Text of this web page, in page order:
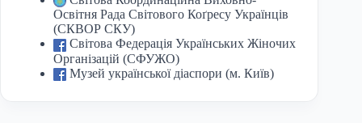
Освітня Рада Світового Коґресу Українців
(СКВОР СКУ)
Світова Федерація Українських Жіночих
Організацій (СФУЖО)
Музей української діаспори (м. Київ)